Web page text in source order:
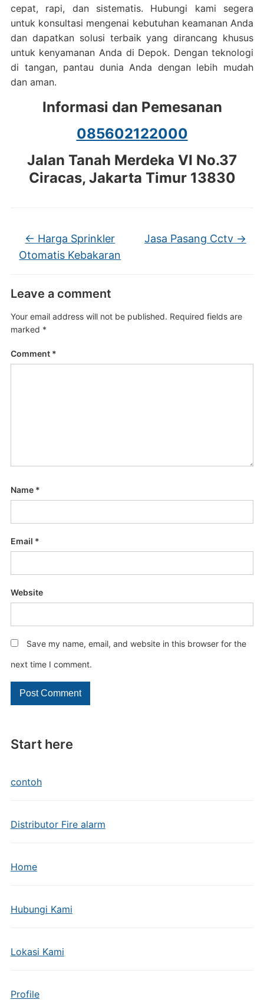
Start here
contoh
Distributor Fire alarm
Home
Hubungi Kami
Lokasi Kami
Profile
cepat, rapi, dan sistematis. Hubungi kami segera
untuk konsultasi mengenai kebutuhan keamanan Anda
dan dapatkan solusi terbaik yang dirancang khusus
untuk kenyamanan Anda di Depok. Dengan teknologi
di tangan, pantau dunia Anda dengan lebih mudah
dan aman.
Informasi dan Pemesanan
085602122000
Jalan Tanah Merdeka VI No.37
Ciracas, Jakarta Timur 13830
← Harga Sprinkler
Otomatis Kebakaran
Jasa Pasang Cctv →
Leave a comment
Your email address will not be published. Required fields are
marked *
Comment *
Name *
Email *
Website
Save my name, email, and website in this browser for the
next time I comment.